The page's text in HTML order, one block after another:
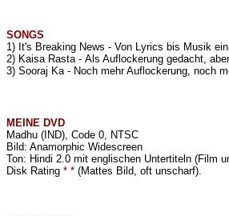
SONGS
1) It's Breaking News - Von Lyrics bis Musik
2) Kaisa Rasta - Als Auflockerung gedacht,
3) Sooraj Ka - Noch mehr Auflockerung, noch
MEINE DVD
Madhu (IND), Code 0, NTSC
Bild: Anamorphic Widescreen
Ton: Hindi 2.0 mit englischen Untertiteln (Film
Disk Rating * * (Mattes Bild, oft unscharf).